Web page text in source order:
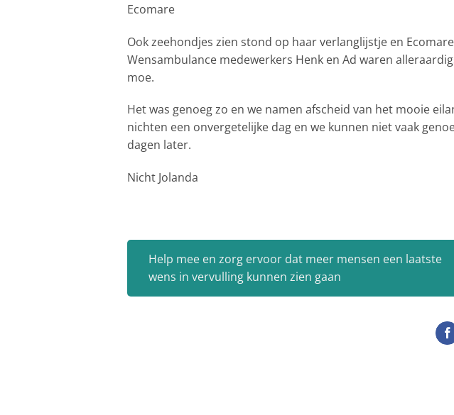
Ecomare
Ook zeehondjes zien stond op haar verlanglijstje en
Wensambulance medewerkers Henk en Ad waren
moe.
Het was genoeg zo en we namen afscheid van het mooie
nichten een onvergetelijke dag en we kunnen niet vaak
dagen later.
Nicht Jolanda
Help mee en zorg ervoor dat meer mensen een laatste
wens in vervulling kunnen zien gaan